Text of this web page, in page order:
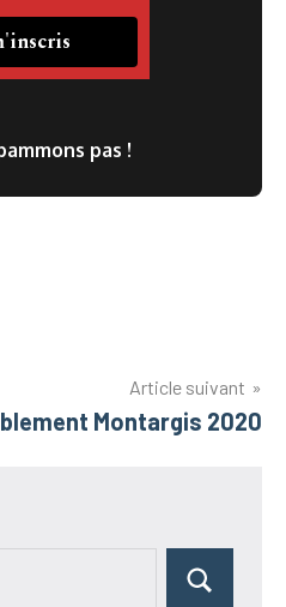
pas !
Article suivant
Montargis 2020
Rechercher